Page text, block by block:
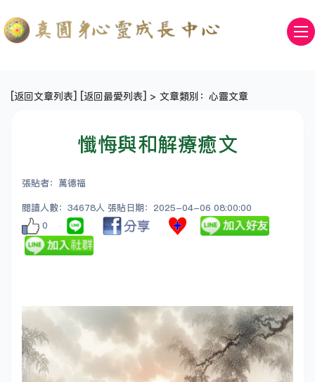
[返回文章列表] [返回最愛列表] > 文章類別：心靈文章
懺悔與和解療癒文
張貼者：萬德福
閱讀人數：34678人 張貼日期：2025-04-06 08:00:00
0